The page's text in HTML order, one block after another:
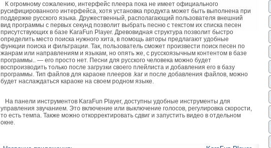
К огромному сожалению, интерфейс плеера пока не имеет официального
русифицированного интерфейса, хотя установка продукта может быть выполнена при
поддержке русского языка. Дружественный, располагающий пользователя внешний
вид программы с первых секунд позволит выбрать песню с текстом их списка песен
присутствующих в базе KaraFun Player. Древовидная структура позволит быстро
определить место поиска нужного хита, в помощь авторы предлагают удобные
функции поиска и фильтрации. Так, пользователь сможет произвести поиск песен по
жанрам или направлениям и языкам, но опять же, с русскоязычным контентом в базе
программы.. — его просто нет. Песни для русского человека можно будет
воспроизводить только после загрузки своего плейлиста и добавления его в базу
программы. Тип файлов для караоке плееров .kar и после добавления файлов, можно
будет наслаждаться караоке на своем родном языке.
На панели инструментов KaraFun Player, доступны удобные инструменты для
управления звучанием. Это включение или выключение голосов, регулировка скорости,
то есть темпа. Также можно откорректировать сдвиг и запустить видео в отдельном
окне.